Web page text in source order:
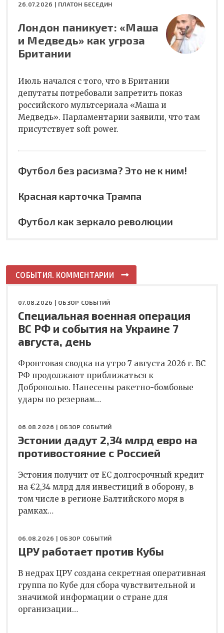
26.07.2026 | ПЛАТОН БЕСЕДИН
Лондон паникует: «Маша
и Медведь» как угроза
Британии
Июль начался с того, что в Британии
депутаты потребовали запретить показ
российского мультсериала «Маша и
Медведь». Парламентарии заявили, что там
присутствует soft power.
Футбол без расизма? Это не к ним!
Красная карточка Трампа
Футбол как зеркало революции
СОБЫТИЯ. КОММЕНТАРИИ
07.08.2026 | ОБЗОР СОБЫТИЙ
Специальная военная операция
ВС РФ и события на Украине 7
августа, день
Фронтовая сводка на утро 7 августа 2026 г. ВС
РФ продолжают приближаться к
Доброполью. Нанесены ракетно-бомбовые
удары по резервам…
06.08.2026 | ОБЗОР СОБЫТИЙ
Эстонии дадут 2,34 млрд евро на
противостояние с Россией
Эстония получит от ЕС долгосрочный кредит
на €2,34 млрд для инвестиций в оборону, в
том числе в регионе Балтийского моря в
рамках…
06.08.2026 | ОБЗОР СОБЫТИЙ
ЦРУ работает против Кубы
В недрах ЦРУ создана секретная оперативная
группа по Кубе для сбора чувствительной и
значимой информации о стране для
организации…